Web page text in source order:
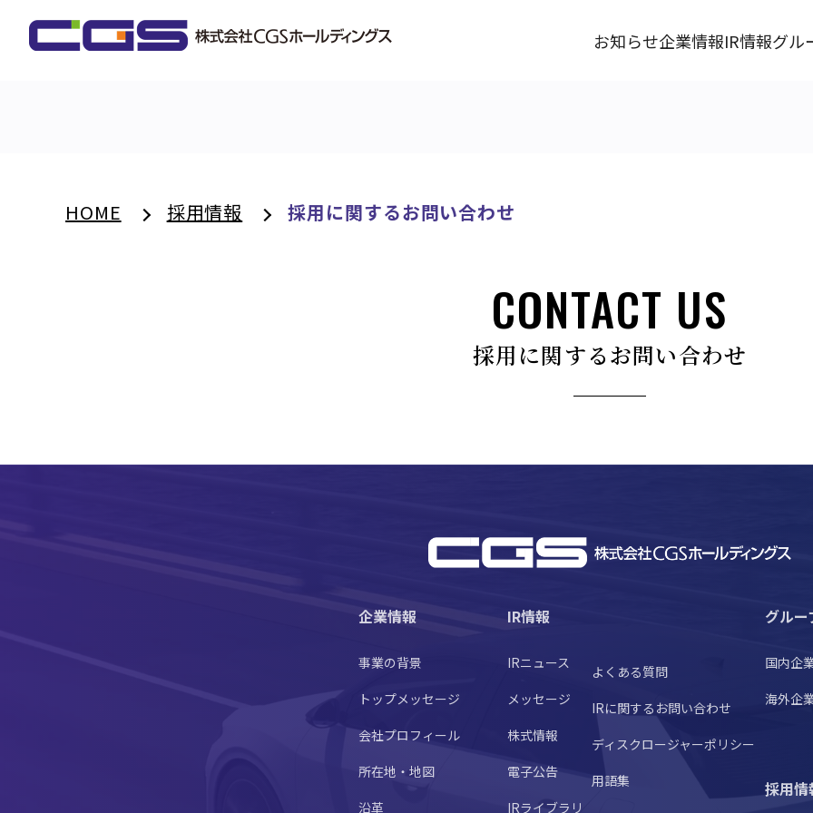
お知らせ企業情報IR情報グル
HOME 採用情報 採用に関するお問い合わせ
CONTACT US
採用に関するお問い合わせ
企業情報
事業の背景
トップメッセージ
会社プロフィール
所在地・地図
沿革
IR情報
IRニュース
メッセージ
株式情報
電子公告
IRライブラリ
よくある質問
IRに関するお問い合わせ
ディスクロージャーポリシー
用語集
グルー
国内企
海外企
採用情